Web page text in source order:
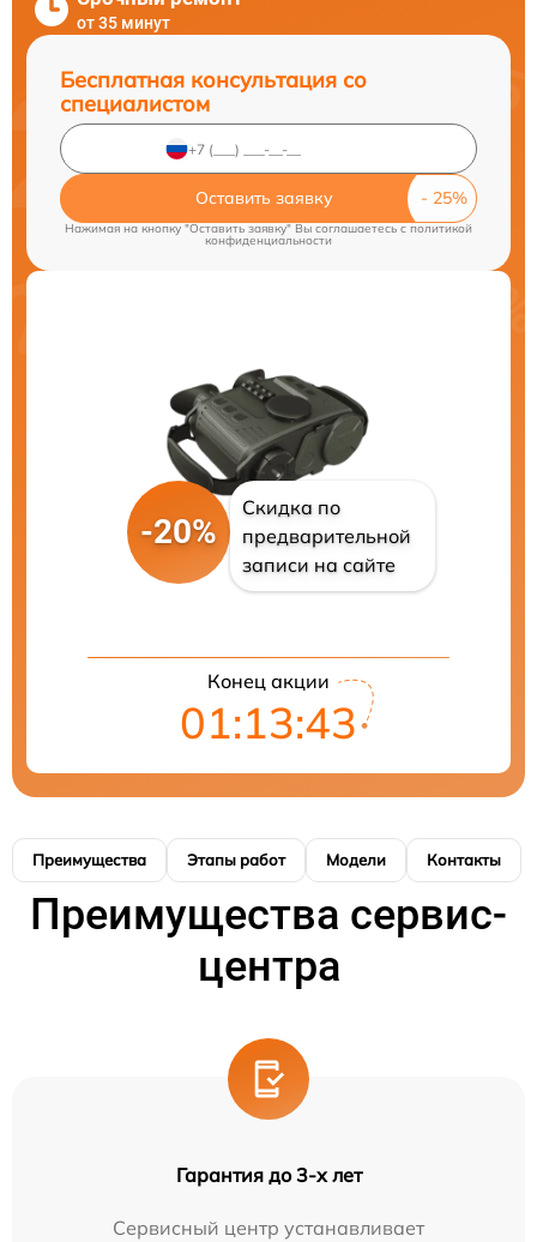
от 35 минут
Бесплатная консультация со
специалистом
Оставить заявку
Нажимая на кнопку "Оставить заявку" Вы соглашаетесь cполитикой
конфиденциальности
-20%
Скидка по
предварительной
записи на сайте
Конец акции
01:13:43
Преимущества Этапы работ Модели Контакты
Преимущества сервис-
центра
Гарантия до 3-х лет
Сервисный центр устанавливает